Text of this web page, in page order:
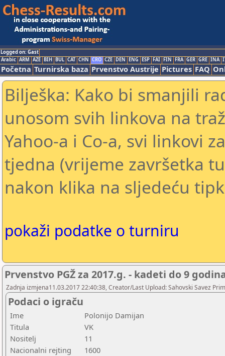
Logged on: Gast
Arabic ARM AZE BIH BUL CAT CHN CRO CZE DEN ENG ESP FAI FIN FRA GER GRE INA
Početna Turnirska baza Prvenstvo Austrije Pictures FAQ
Bilješka: Kako bi smanjili
unosom svih linkova na
Yahoo-a i Co-a, svi linkovi
tjedna (vrijeme završetka
nakon klika na sljedeću
pokaži podatke o turniru
Prvenstvo PGŽ za 2017.g. - kadeti do 9
Zadnja izmjena11.03.2017 22:40:38, Creator/Last Upload: Sahovski Savez
Podaci o igraču
Ime
Polonijo Damijan
Titula
VK
Nositelj
11
Nacionalni rejting
1600